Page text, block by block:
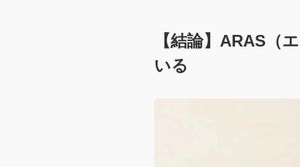
【結論】ARAS（
いる